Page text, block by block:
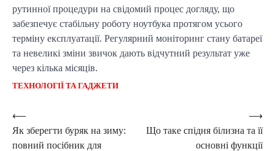
рутинної процедури на свідомий процес догляду, що
забезпечує стабільну роботу ноутбука протягом усього
терміну експлуатації. Регулярний моніторинг стану батареї
та невеликі зміни звичок дають відчутний результат уже
через кілька місяців.
ТЕХНОЛОГІЇ ТА ГАДЖЕТИ
Post
navigation
⟵
Як зберегти буряк на зиму:
повний посібник для
Що таке спідня білизна та її
основні функції
⟶